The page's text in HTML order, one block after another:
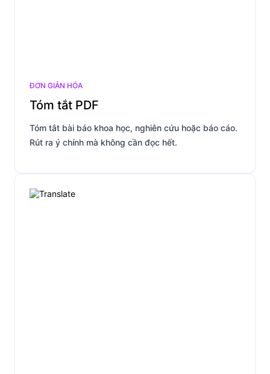
ĐƠN GIẢN HÓA
Tóm tắt PDF
Tóm tắt bài báo khoa học, nghiên cứu hoặc báo cáo.
Rút ra ý chính mà không cần đọc hết.